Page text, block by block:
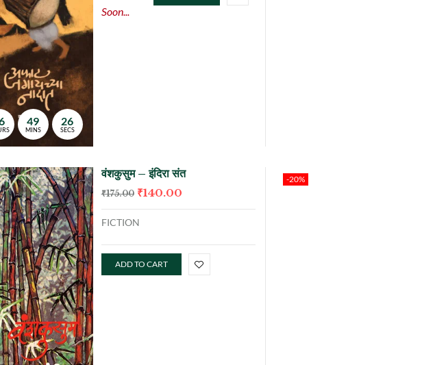
49
MINS
25
SECS
Soon...
वंशकुसुम – इंदिरा संत
₹175.00 ₹140.00
FICTION
ADD TO CART
-20%